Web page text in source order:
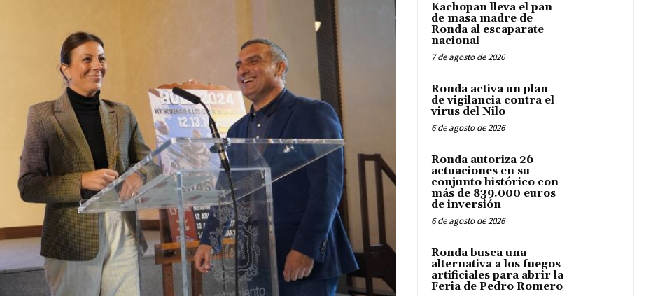
Kachopan lleva el pan
de masa madre de
Ronda al escaparate
nacional
7 de agosto de 2026
Ronda activa un plan
de vigilancia contra el
virus del Nilo
6 de agosto de 2026
Ronda autoriza 26
actuaciones en su
conjunto histórico con
más de 839.000 euros
de inversión
6 de agosto de 2026
Ronda busca una
alternativa a los fuegos
artificiales para abrir la
Feria de Pedro Romero